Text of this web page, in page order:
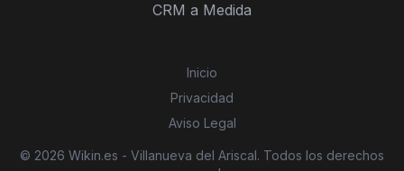
CRM a Medida
Inicio
Privacidad
Aviso Legal
© 2026 Wikin.es - Villanueva del Ariscal. Todos los derechos